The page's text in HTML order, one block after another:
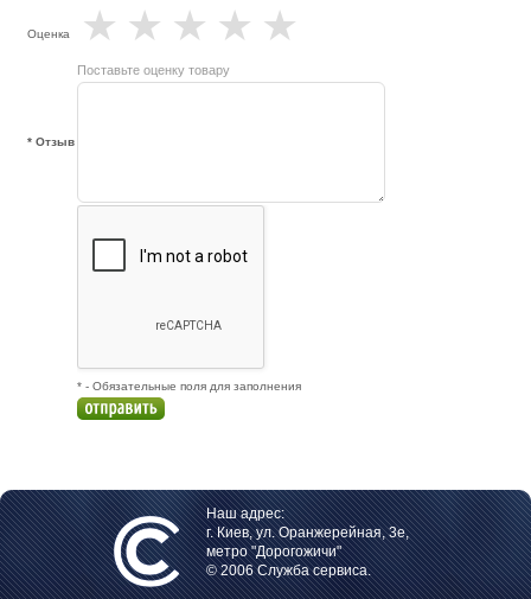
Оценка ★
★
★
★
★
Поставьте оценку товару
* Отзыв
* - Обязательные поля для заполнения
Наш адрес:
г. Киев, ул. Оранжерейная, 3е,
метро "Дорогожичи"
© 2006 Служба сервиса.